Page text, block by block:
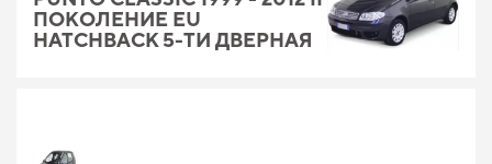
ПОКОЛЕНИЕ EU
HATCHBACK 5-ТИ ДВЕРНАЯ